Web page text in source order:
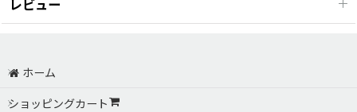
ホーム
ショッピングカート